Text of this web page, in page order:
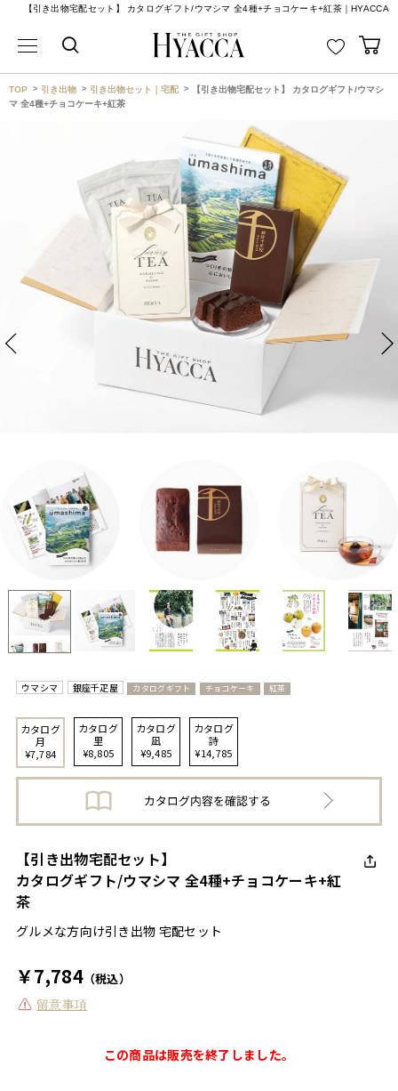
【引き出物宅配セット】 カタログギフト/ウマシマ 全4種+チョコケーキ+紅茶｜HYACCA
TOP 引き出物 引き出物セット｜宅配
【引き出物宅配セット】 カタログギフト/ウマシ
マ 全4種+チョコケーキ+紅茶
ウマシマ 銀座千疋屋 カタログギフト チョコケーキ 紅茶
カタログ
月
¥7,784
カタログ
里
¥8,805
カタログ
凪
¥9,485
カタログ
詩
¥14,785
【引き出物宅配セット】
カタログギフト/ウマシマ 全4種+チョコケーキ+紅
茶
グルメな方向け引き出物 宅配セット
￥7,784（税込）
留意事項
この商品は販売を終了しました。